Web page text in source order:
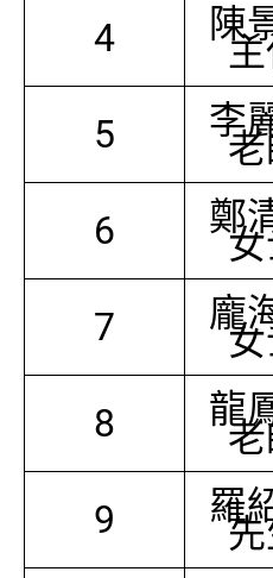
4 陳
5 李
6 鄭
7 龐
8 龍
9 羅